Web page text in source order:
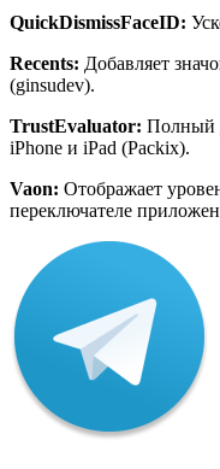
QuickDismissFaceID:
Recents: Добавляет
(ginsudev).
TrustEvaluator: Полный
iPhone и iPad (Packix).
Vaon: Отображает
переключателе